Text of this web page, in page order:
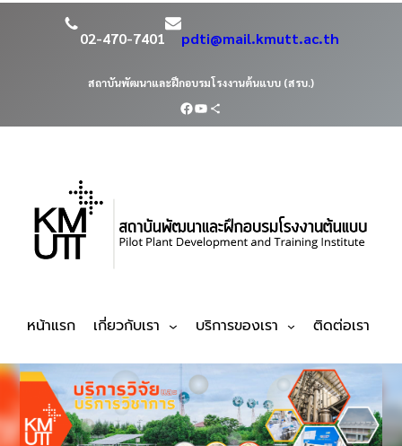
02-470-7401 pdti@mail.kmutt.ac.th
สถาบันพัฒนาและฝึกอบรมโรงงานต้นแบบ (สรบ.)
หน้าแรก เกี่ยวกับเรา บริการของเรา ติดต่อเรา